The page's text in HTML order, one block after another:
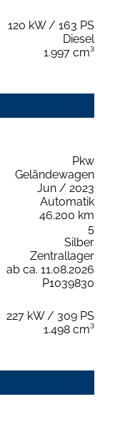
120 kW / 163 PS
Diesel
1.997 cm³
Pkw
Geländewagen
Jun / 2023
Automatik
46.200 km
5
Silber
Zentrallager
ab ca. 11.08.2026
P1039830
227 kW / 309 PS
1.498 cm³